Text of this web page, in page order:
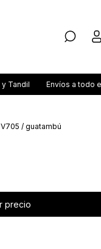
Envíos a todo el país
/ guatambú